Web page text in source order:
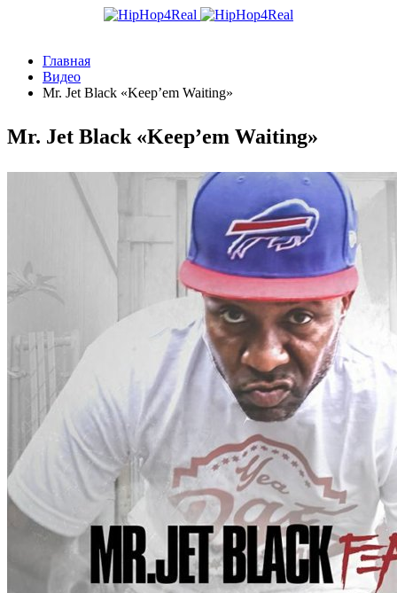
Главная
Видео
Mr. Jet Black «Keep’em Waiting»
Mr. Jet Black «Keep’em Waiting»